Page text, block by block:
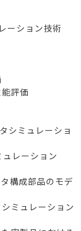
ーション技術
評価
シミュレーショ
レーション
構成部品のモデ
ミュレーション